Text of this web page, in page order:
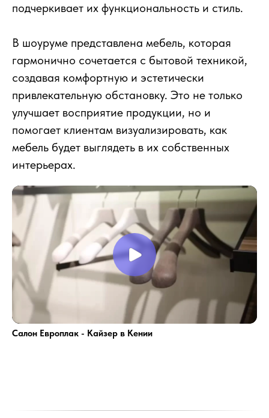
подчеркивает их функциональность и стиль.
В шоуруме представлена мебель, которая
гармонично сочетается с бытовой техникой,
создавая комфортную и эстетически
привлекательную обстановку. Это не только
улучшает восприятие продукции, но и
помогает клиентам визуализировать, как
мебель будет выглядеть в их собственных
интерьерах.
Салон Европлак - Кайзер в Кении